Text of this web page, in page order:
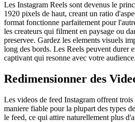
Les Instagram Reels sont devenus le
1920 pixels de haut, creant un ratio
format fonctionne parfaitement pour
les createurs qui filment en paysage ou
preservee. Gardez les elements visuels
long des bords. Les Reels peuvent durer
captivant qui resonne avec votre audience.
Redimensionner des
Les videos de feed Instagram offrent
maniere fiable pour la plupart des types
le feed, ce qui attire naturellement plus